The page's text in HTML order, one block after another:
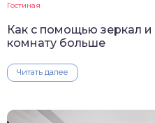
Гостиная
Как с помощью зеркал
комнату больше
Читать далее